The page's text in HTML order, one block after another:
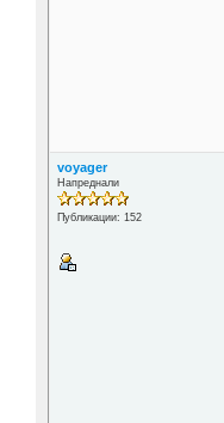
voyager
Напреднали
Публикации: 152